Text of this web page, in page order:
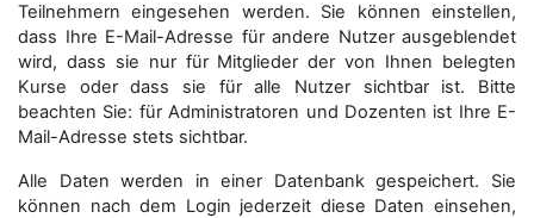
Teilnehmern eingesehen werden. Sie können einstellen,
dass Ihre E-Mail-Adresse für andere Nutzer ausgeblendet
wird, dass sie nur für Mitglieder der von Ihnen belegten
Kurse oder dass sie für alle Nutzer sichtbar ist. Bitte
beachten Sie: für Administratoren und Dozenten ist Ihre E-
Mail-Adresse stets sichtbar.
Alle Daten werden in einer Datenbank gespeichert. Sie
können nach dem Login jederzeit diese Daten einsehen,